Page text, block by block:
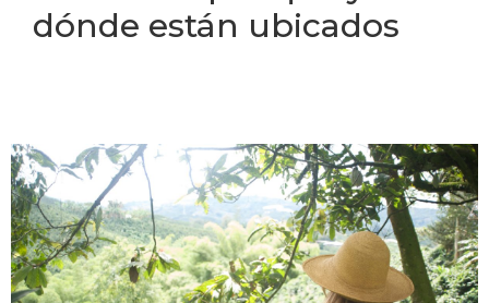
dónde están ubicados